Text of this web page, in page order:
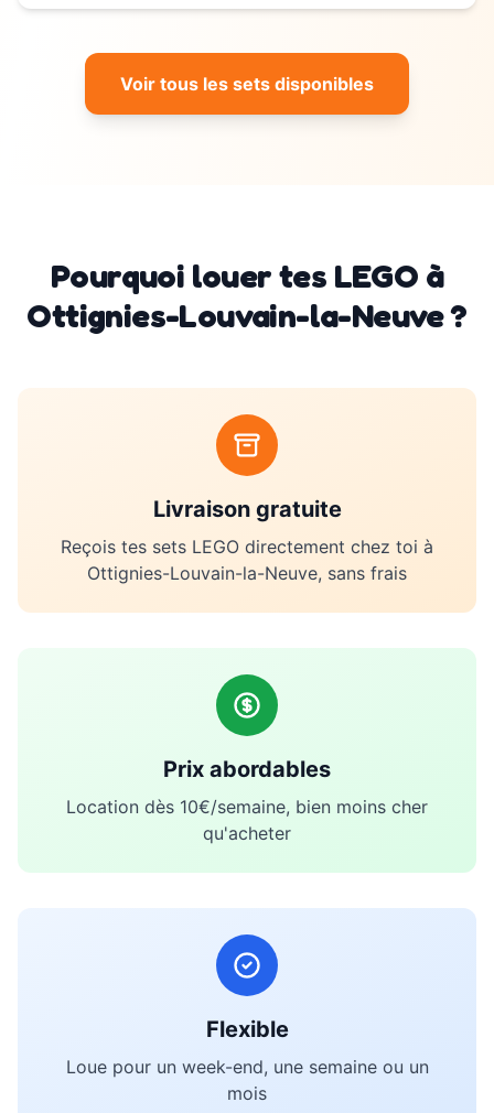
Voir tous les sets disponibles
Pourquoi louer tes LEGO à
Ottignies-Louvain-la-Neuve?
Livraison gratuite
Reçois tes sets LEGO directement chez toi à
Ottignies-Louvain-la-Neuve, sans frais
Prix abordables
Location dès 10€/semaine, bien moins cher
qu'acheter
Flexible
Loue pour un week-end, une semaine ou un
mois